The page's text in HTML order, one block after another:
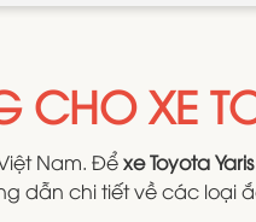
XE
Nam. Đểxe Toyota Yaris
dẫn chi tiết về các loại